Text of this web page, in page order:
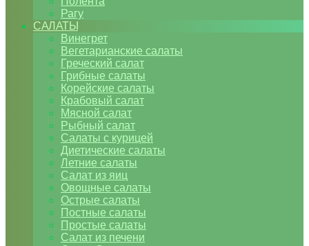
Рагу
САЛАТЫ
Винегрет
Вегетарианские салаты
Греческий салат
Грибные салаты
Корейские салаты
Крабовый салат
Мясной салат
Рыбный салат
Салаты с курицей
Диетические салаты
Летние салаты
Салат из яиц
Овощные салаты
Острые салаты
Постные салаты
Простые салаты
Салат из печени